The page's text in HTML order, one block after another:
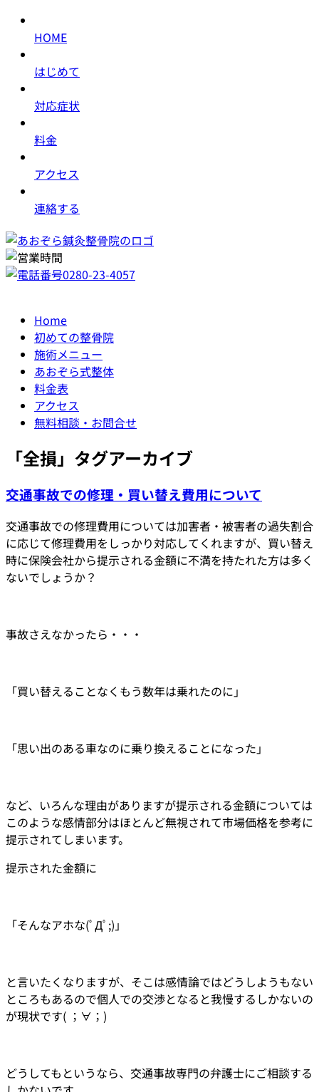
HOME
はじめて
対応症状
料金
アクセス
連絡する
Home
初めての整骨院
施術メニュー
あおぞら式整体
料金表
アクセス
無料相談・お問合せ
「全損」タグアーカイブ
交通事故での修理・買い替え費用について
交通事故での修理費用については加害者・被害者の過失割合
に応じて修理費用をしっかり対応してくれますが、買い替え
時に保険会社から提示される金額に不満を持たれた方は多く
ないでしょうか？
事故さえなかったら・・・
「買い替えることなくもう数年は乗れたのに」
「思い出のある車なのに乗り換えることになった」
など、いろんな理由がありますが提示される金額については
このような感情部分はほとんど無視されて市場価格を参考に
提示されてしまいます。
提示された金額に
「そんなアホな(ﾟДﾟ;)」
と言いたくなりますが、そこは感情論ではどうしようもない
ところもあるので個人での交渉となると我慢するしかないの
が現状です( ；∀；)
どうしてもというなら、交通事故専門の弁護士にご相談する